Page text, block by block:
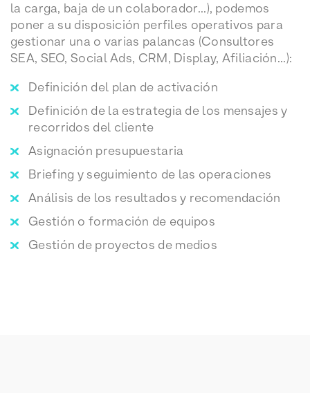
la carga, baja de un colaborador...), podemos
poner a su disposición perfiles operativos para
gestionar una o varias palancas (Consultores
SEA, SEO, Social Ads, CRM, Display, Afiliación...):
Definición del plan de activación
Definición de la estrategia de los mensajes y
recorridos del cliente
Asignación presupuestaria
Briefing y seguimiento de las operaciones
Análisis de los resultados y recomendación
Gestión o formación de equipos
Gestión de proyectos de medios